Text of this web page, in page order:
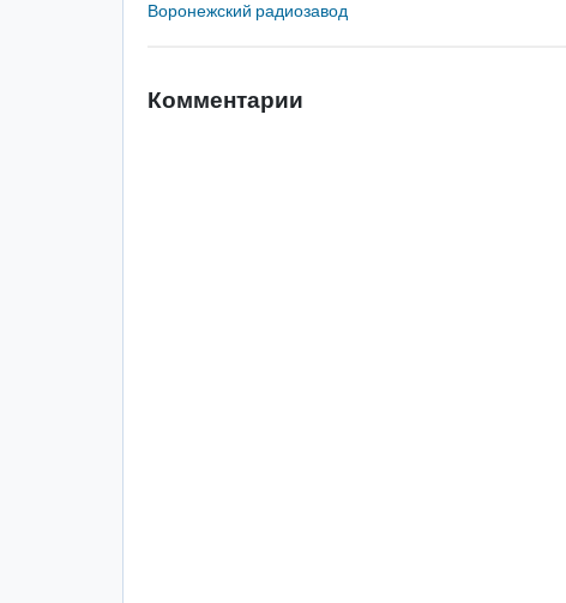
Воронежский радиозавод
Комментарии